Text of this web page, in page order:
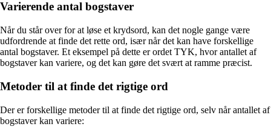
Varierende antal bogstaver
Når du står over for at løse et krydsord, kan det nogle gange være
udfordrende at finde det rette ord, især når det kan have forskellige
antal bogstaver. Et eksempel på dette er ordet TYK, hvor antallet af
bogstaver kan variere, og det kan gøre det svært at ramme præcist.
Metoder til at finde det rigtige ord
Der er forskellige metoder til at finde det rigtige ord, selv når antallet af
bogstaver kan variere: